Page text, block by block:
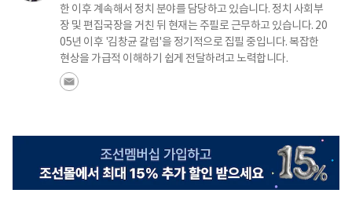
한 이후 계속해서 정치 분야를 담당하고 있습니다. 정치 사회부
장 및 편집국장을 거친 뒤 현재는 주필로 근무하고 있습니다. 20
05년 이후 '김창균 칼럼'을 정기적으로 집필 중입니다. 복잡한
현상을 가급적 이해하기 쉽게 전달하려고 노력합니다.